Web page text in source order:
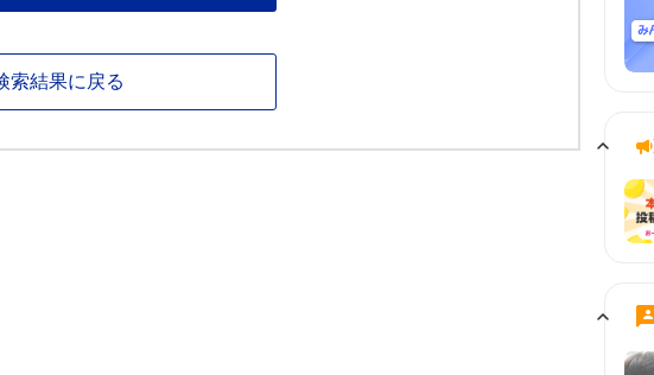
索結果に戻る